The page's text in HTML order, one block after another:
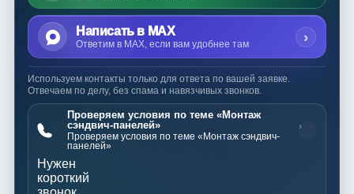
Написать в MAX
Ответим в MAX, если вам удобнее там ›
Используем контакты только для ответа по вашей заявке.
Отвечаем по делу, без спама и навязчивых звонков.
Проверяем условия по теме «Монтаж
сэндвич-панелей»
Проверяем условия по теме «Монтаж сэндвич-
панелей»
›
Нужен
короткий